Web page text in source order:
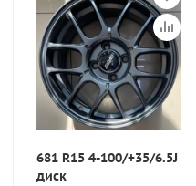
681 R15 4-100/+35/6.5J
диск